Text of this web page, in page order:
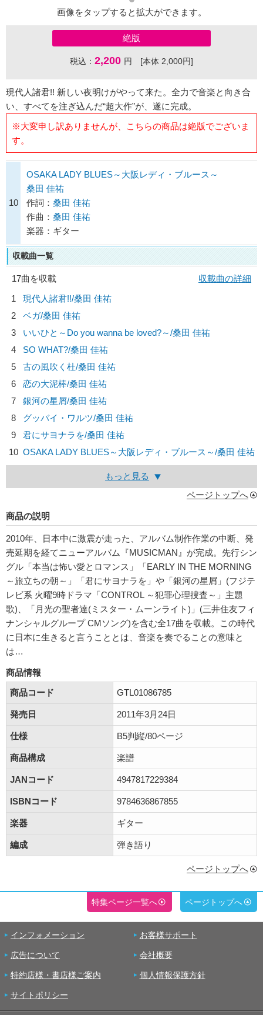
画像をタップすると拡大ができます。
絶版
税込： 2,200 円 [本体 2,000円]
現代人諸君!! 新しい夜明けがやって来た。全力で音楽と向き合
い、すべてを注ぎ込んだ“超大作”が、遂に完成。
※大変申し訳ありませんが、こちらの商品は絶版でございま
す。
10
OSAKA LADY BLUES～大阪レディ・ブルース～
桑田 佳祐
作詞： 桑田 佳祐
作曲： 桑田 佳祐
楽器：ギター
収載曲一覧
17曲を収載
収載曲の詳細
1
現代人諸君!!/桑田 佳祐
2
ベガ/桑田 佳祐
3
いいひと～Do you wanna be loved?～/桑田 佳祐
4
SO WHAT?/桑田 佳祐
5
古の風吹く杜/桑田 佳祐
6
恋の大泥棒/桑田 佳祐
7
銀河の星屑/桑田 佳祐
8
グッバイ・ワルツ/桑田 佳祐
9
君にサヨナラを/桑田 佳祐
10 OSAKA LADY BLUES～大阪レディ・ブルース～/桑田 佳祐
もっと見る
ページトップへ
商品の説明
2010年、日本中に激震が走った、アルバム制作作業の中断、発
売延期を経てニューアルバム『MUSICMAN』が完成。先行シン
グル「本当は怖い愛とロマンス」「EARLY IN THE MORNING
～旅立ちの朝～」「君にサヨナラを」や「銀河の星屑」(フジテ
レビ系 火曜9時ドラマ「CONTROL ～犯罪心理捜査～」主題
歌)、「月光の聖者達(ミスター・ムーンライト)」(三井住友フィ
ナンシャルグループ CMソング)を含む全17曲を収載。この時代
に日本に生きると言うこととは、音楽を奏でることの意味と
は…
商品情報
商品コード
GTL01086785
発売日 2011年3月24日
仕様 B5判縦/80ページ
商品構成 楽譜
JANコード 4947817229384
ISBNコード 9784636867855
楽器 ギター
編成 弾き語り
ページトップへ
特集ページ一覧へ ページトップへ
インフォメーション お客様サポート
広告について 会社概要
特約店様・書店様ご案内 個人情報保護方針
サイトポリシー